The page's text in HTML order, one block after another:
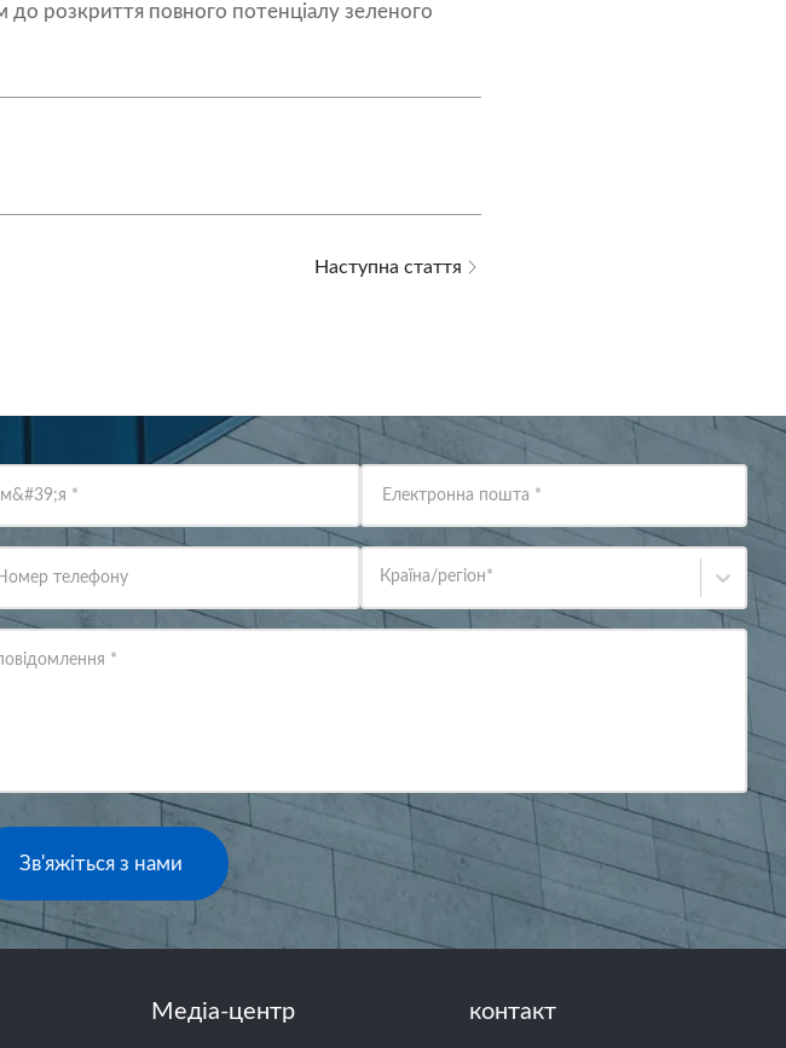
розкриття повного потенціалу зеленого
Наступна стаття
Ім&#39;я * Електронна пошта *
телефону Країна/регіон*
*
Зв'яжіться з нами
Медіа-центр контакт